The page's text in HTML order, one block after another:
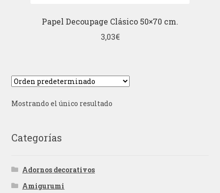
Papel Decoupage Clásico 50×70 cm.
3,03€
Mostrando el único resultado
Categorías
Adornos decorativos
Amigurumi